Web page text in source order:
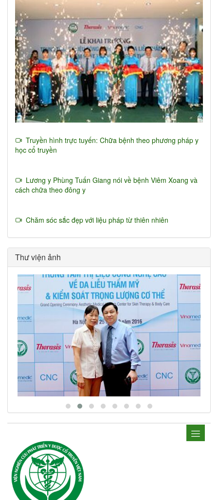
Truyền hình trực tuyến: Chữa bệnh theo phương pháp y
học cổ truyền
Lương y Phùng Tuấn Giang nói về bệnh Viêm Xoang và
cách chữa theo đông y
Chăm sóc sắc đẹp với liệu pháp từ thiên nhiên
Thư viện ảnh